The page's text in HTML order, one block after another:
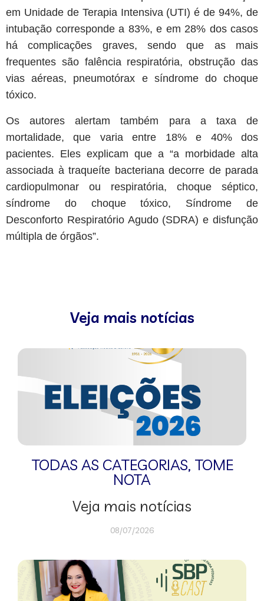
em Unidade de Terapia Intensiva (UTI) é de 94%, de
intubação corresponde a 83%, e em 28% dos casos
há complicações graves, sendo que as mais
frequentes são falência respiratória, obstrução das
vias aéreas, pneumotórax e síndrome do choque
tóxico.
Os autores alertam também para a taxa de
mortalidade, que varia entre 18% e 40% dos
pacientes. Eles explicam que a “a morbidade alta
associada à traqueíte bacteriana decorre de parada
cardiopulmonar ou respiratória, choque séptico,
síndrome do choque tóxico, Síndrome de
Desconforto Respiratório Agudo (SDRA) e disfunção
múltipla de órgãos”.
Veja mais notícias
TODAS AS CATEGORIAS, TOME
NOTA
Veja mais notícias
08/07/2026